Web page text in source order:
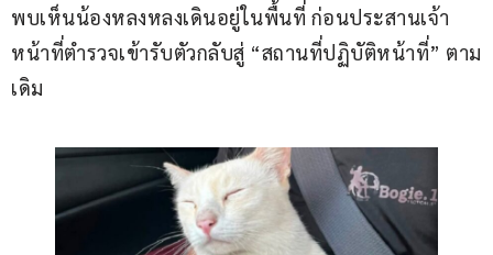
พบเห็นน้องหลงหลงเดินอยู่ในพื้นที่ ก่อนประสานเจ้า
หน้าที่ตำรวจเข้ารับตัวกลับสู่ “สถานที่ปฏิบัติหน้าที่” ตาม
เดิม